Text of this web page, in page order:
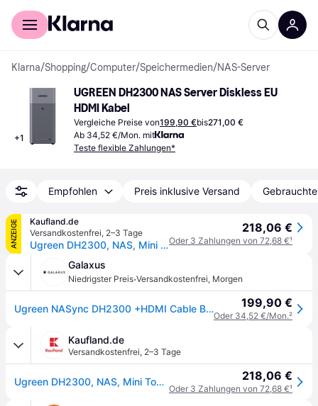
Für Shopper
Klarna/Shopping/Computer/Speichermedien/NAS-Server
+1
UGREEN DH2300 NAS Server Diskless EU
HDMI Kabel
Vergleiche Preise von199,90 €bis271,00 €
Ab 34,52 €/Mon. mit
Teste flexible Zahlungen*
Empfohlen Preis inklusive Versand
ANZEIGE
Kaufland.de
Versandkostenfrei, 2–3 Tage
Ugreen DH2300, NAS, Mini Tower, 4 GB, Grau
218,06 €
Oder 3 Zahlungen von 72,68 €¹
Galaxus
Niedrigster Preis·Versandkostenfrei, Morgen
Ugreen NASync DH2300 +HDMI Cable Bundle (0 TB), NAS, Silber 199,90 €
Oder 34,52 €/Mon.²
Kaufland.de
Versandkostenfrei, 2–3 Tage
Ugreen DH2300, NAS, Mini Tower, 4 GB, Grau 218,06 €
Oder 3 Zahlungen von 72,68 €¹